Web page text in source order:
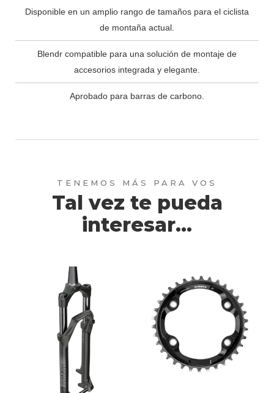
Disponible en un amplio rango de tamaños para el ciclista
de montaña actual.
Blendr compatible para una solución de montaje de
accesorios integrada y elegante.
Aprobado para barras de carbono.
Tal vez te pueda
interesar...